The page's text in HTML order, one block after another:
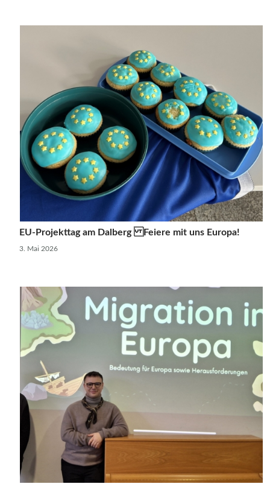
EU-Projekttag am Dalberg Feiere mit uns Europa!
3. Mai 2026